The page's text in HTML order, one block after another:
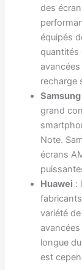
des
équipés
quantités
recharge
Samsung
grand
Note.
écrans
Huawei :
variété
longue
est